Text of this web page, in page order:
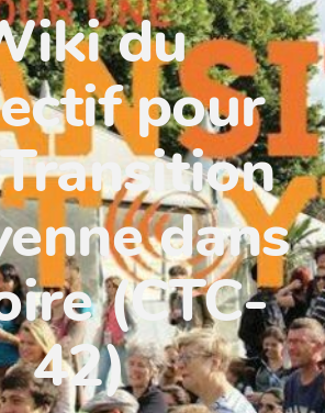
du
pour
dans
(CTC-
42)